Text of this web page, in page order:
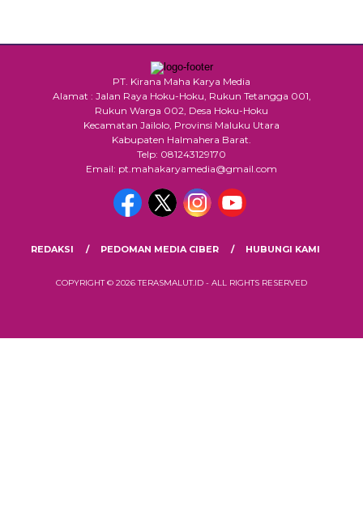
PT. Kirana Maha Karya Media
Alamat : Jalan Raya Hoku-Hoku, Rukun Tetangga 001,
Rukun Warga 002, Desa Hoku-Hoku
Kecamatan Jailolo, Provinsi Maluku Utara
Kabupaten Halmahera Barat.
Telp: 081243129170
Email: pt.mahakaryamedia@gmail.com
REDAKSI PEDOMAN MEDIA CIBER HUBUNGI KAMI
COPYRIGHT © 2026 TERASMALUT.ID - ALL RIGHTS RESERVED